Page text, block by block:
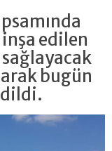
edilen
bugün